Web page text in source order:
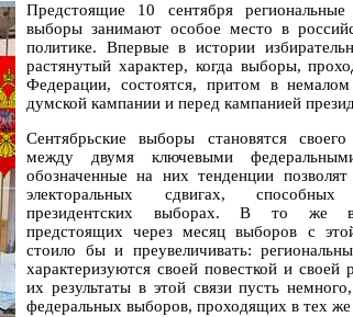
Предстоящие 10 сентября
выборы занимают особое место в
политике. Впервые в истории
растянутый характер, когда выборы,
Федерации, состоятся, притом в немалом
думской кампании и перед кампанией
Сентябрьские выборы становятся
между двумя ключевыми
обозначенные на них тенденции
электоральных сдвигах,
президентских выборах. В то же
предстоящих через месяц выборов с
стоило бы и преувеличивать:
характеризуются своей повесткой и своей
их результаты в этой связи пусть
федеральных выборов, проходящих в тех